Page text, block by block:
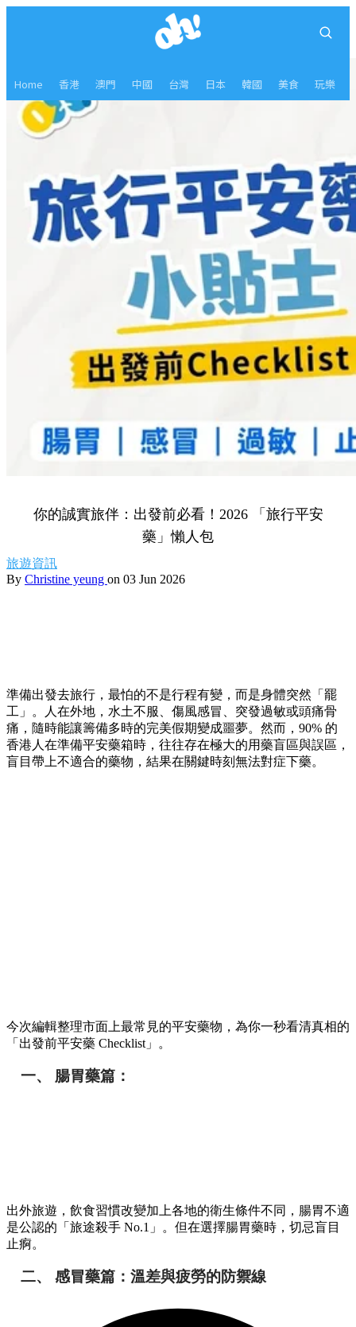
Home 香港 澳門 中國 台灣 日本 韓國 美食 玩樂
你的誠實旅伴：出發前必看！2026 「旅行平安
藥」懶人包
旅遊資訊
By Christine yeung on 03 Jun 2026
準備出發去旅行，最怕的不是行程有變，而是身體突然「罷
工」。人在外地，水土不服、傷風感冒、突發過敏或頭痛骨
痛，隨時能讓籌備多時的完美假期變成噩夢。然而，90% 的
香港人在準備平安藥箱時，往往存在極大的用藥盲區與誤區，
盲目帶上不適合的藥物，結果在關鍵時刻無法對症下藥。
今次編輯整理市面上最常見的平安藥物，為你一秒看清真相的
「出發前平安藥 Checklist」。
一、 腸胃藥篇：
出外旅遊，飲食習慣改變加上各地的衛生條件不同，腸胃不適
是公認的「旅途殺手 No.1」。但在選擇腸胃藥時，切忌盲目
止痾。
二、 感冒藥篇：溫差與疲勞的防禦線